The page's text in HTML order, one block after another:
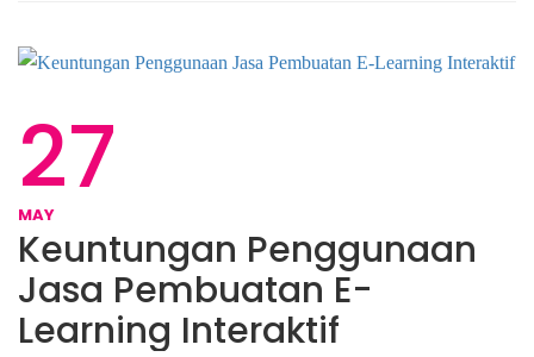
27
MAY
Keuntungan Penggunaan
Jasa Pembuatan E-
Learning Interaktif